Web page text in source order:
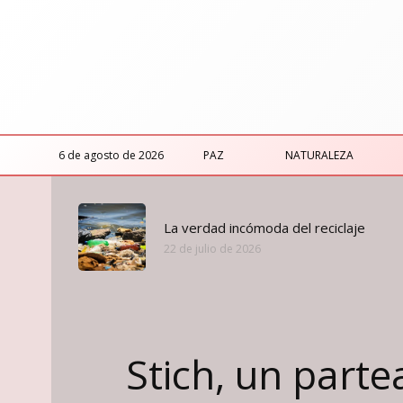
6 de agosto de 2026 PAZ NATURALEZA
La verdad incómoda del reciclaje
22 de julio de 2026
Stich, un